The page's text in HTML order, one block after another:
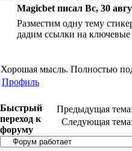
Magicbet писал Вс, 30
Разместим одну тему
дадим ссылки на
Хорошая мысль. Полностью
Профиль
Предыдущая тема:
Следующая тема:
Быстрый
переход к
форуму